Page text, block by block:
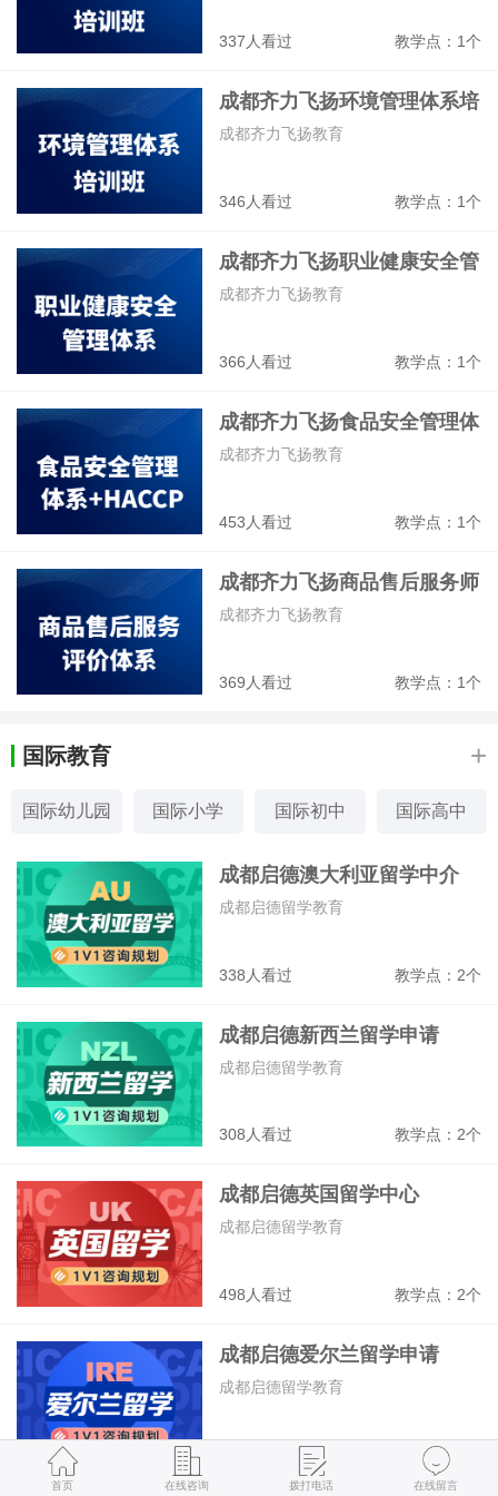
337人看过 教学点：1个
成都齐力飞扬环境管理体系培
训班
346人看过 教学点：1个
成都齐力飞扬教育
成都齐力飞扬职业健康安全管
体系培训班
366人看过 教学点：1个
成都齐力飞扬教育
成都齐力飞扬食品安全管理体
系+HACCP培训班
453人看过 教学点：1个
成都齐力飞扬教育
成都齐力飞扬商品售后服务师
培训班
369人看过 教学点：1个
成都齐力飞扬教育
国际教育 +
国际幼儿园 国际小学 国际初中 国际高中
国际课程 留学美国 留学英国 留学澳洲
成都启德澳大利亚留学中介
338人看过 教学点：2个
成都启德留学教育
成都启德新西兰留学申请
308人看过 教学点：2个
成都启德留学教育
成都启德英国留学中心
498人看过 教学点：2个
成都启德留学教育
成都启德爱尔兰留学申请
教学点：2个
成都启德留学教育
首页 在线咨询 拨打电话 在线留言